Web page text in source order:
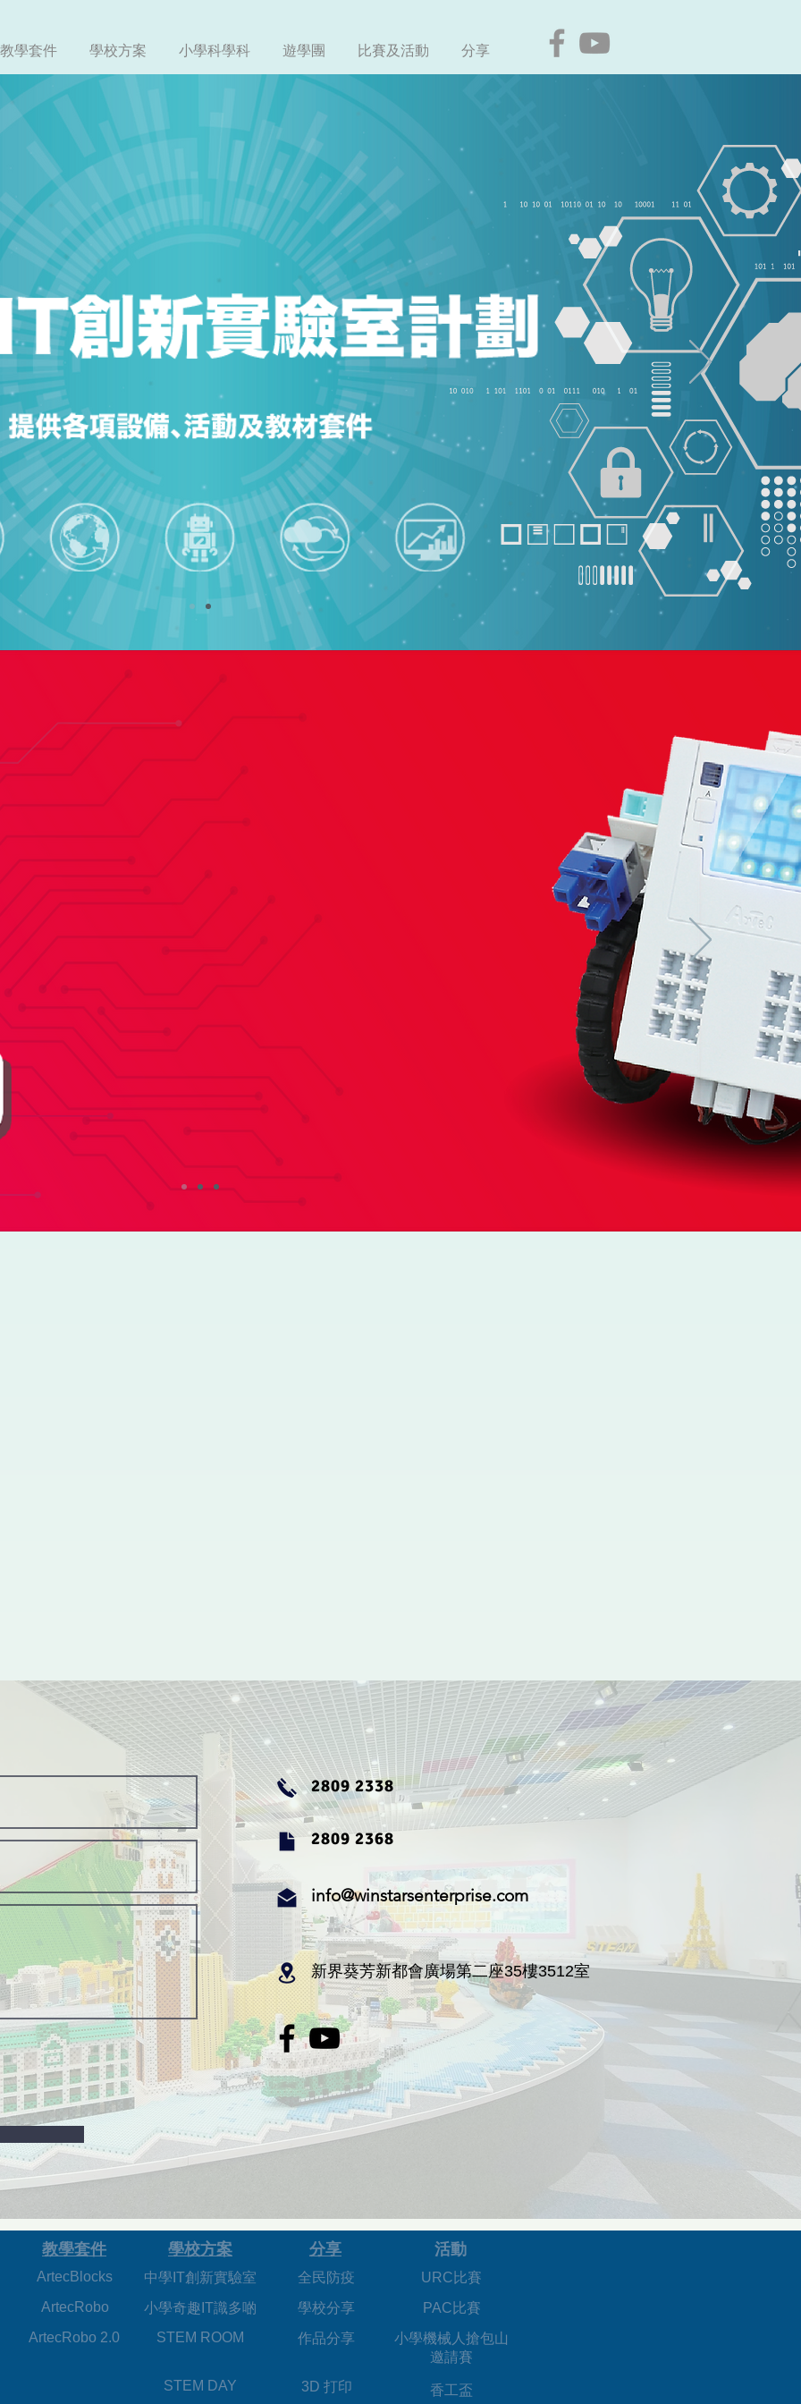
教學套件 學校方案 小學科學科 遊學團 比賽及活動 分享
2809 2338
2809 2368
info@winstarsenterprise.com
新界葵芳新都會廣場第二座35樓3512室
​教學套件
ArtecBlocks
ArtecRobo
ArtecRobo 2.0
學校方案
中學IT創新實驗室
小學奇趣IT識多啲
STEM ROOM
分享 活動
全民防疫
URC比賽
學校分享
PAC比賽
作品分享
​小學機械人搶包山
邀請賽
STEM DAY
3D 打印 香工盃